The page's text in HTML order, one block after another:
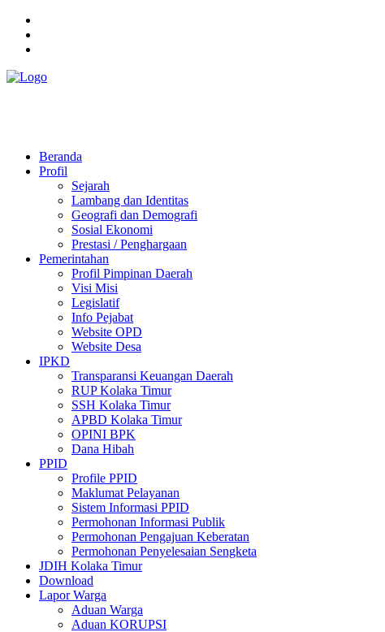
Beranda
Profil
Sejarah
Lambang dan Identitas
Geografi dan Demografi
Sosial Ekonomi
Prestasi / Penghargaan
Pemerintahan
Profil Pimpinan Daerah
Visi Misi
Legislatif
Info Pejabat
Website OPD
Website Desa
IPKD
Transparansi Keuangan Daerah
RUP Kolaka Timur
SSH Kolaka Timur
APBD Kolaka Timur
OPINI BPK
Dana Hibah
PPID
Profile PPID
Maklumat Pelayanan
Sistem Informasi PPID
Permohonan Informasi Publik
Permohonan Pengajuan Keberatan
Permohonan Penyelesaian Sengketa
JDIH Kolaka Timur
Download
Lapor Warga
Aduan Warga
Aduan KORUPSI